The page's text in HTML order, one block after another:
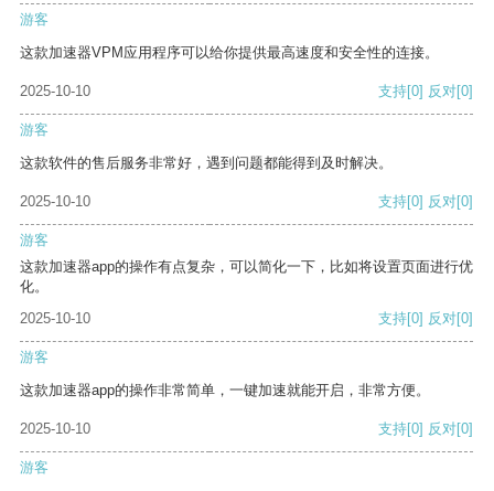
游客
这款加速器VPM应用程序可以给你提供最高速度和安全性的连接。
2025-10-10 支持[0] 反对[0]
游客
这款软件的售后服务非常好，遇到问题都能得到及时解决。
2025-10-10 支持[0] 反对[0]
游客
这款加速器app的操作有点复杂，可以简化一下，比如将设置页面进行优
化。
2025-10-10
支持[0] 反对[0]
游客
这款加速器app的操作非常简单，一键加速就能开启，非常方便。
2025-10-10 支持[0] 反对[0]
游客